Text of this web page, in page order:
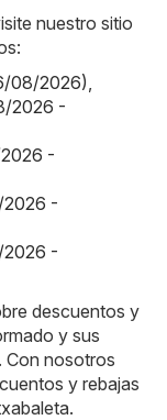
nuestro sitio
08/2026)
2026 -
-
2026 -
2026 -
descuentos y
y sus
Con nosotros
y rebajas